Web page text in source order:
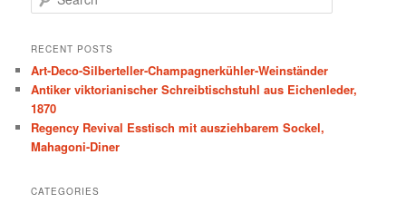
e
r
h
RECENT POSTS
Art-Deco-Silberteller-Champagnerkühler-Weinständer
Antiker viktorianischer Schreibtischstuhl aus Eichenleder,
1870
Regency Revival Esstisch mit ausziehbarem Sockel,
Mahagoni-Diner
CATEGORIES